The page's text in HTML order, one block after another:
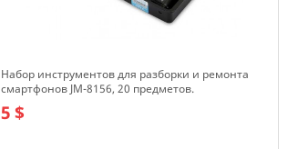
Набор инструментов для разборки и ремонта
смартфонов JM-8156, 20 предметов.
5 $